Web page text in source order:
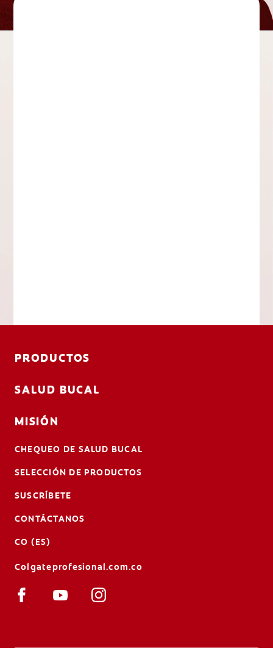
PRODUCTOS
SALUD BUCAL
MISIÓN
CHEQUEO DE SALUD BUCAL
SELECCIÓN DE PRODUCTOS
SUSCRÍBETE
CONTÁCTANOS
CO (ES)
Colgateprofesional.com.co